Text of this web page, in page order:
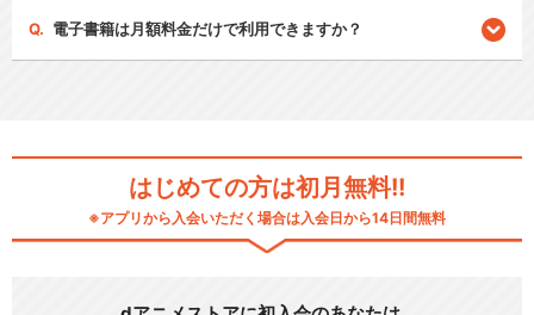
電子書籍は月額料金だけで利用できますか？
はじめての方は初月無料!!
※アプリから入会いただく場合は入会日から14日間無料